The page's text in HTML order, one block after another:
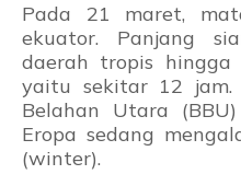
Pada 21 maret,
ekuator. Panjang
daerah tropis hingga
yaitu sekitar 12
Belahan Utara
Eropa sedang
(winter).